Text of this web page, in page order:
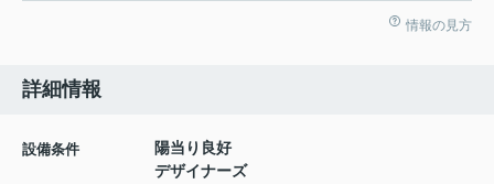
情報の見方
詳細情報
設備条件
陽当り良好
デザイナーズ